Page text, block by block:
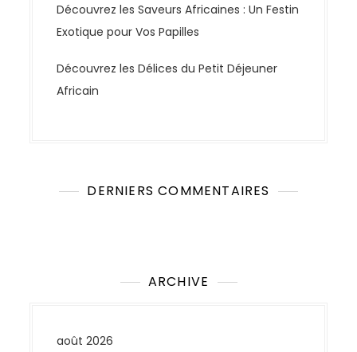
Découvrez les Saveurs Africaines : Un Festin
Exotique pour Vos Papilles
Découvrez les Délices du Petit Déjeuner
Africain
DERNIERS COMMENTAIRES
ARCHIVE
août 2026